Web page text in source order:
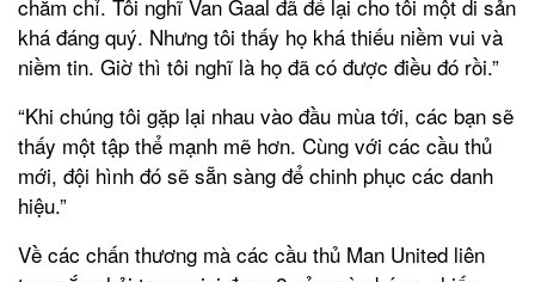
chăm chỉ. Tôi nghĩ Van Gaal đã để lại cho tôi một di sản
khá đáng quý. Nhưng tôi thấy họ khá thiếu niềm vui và
niềm tin. Giờ thì tôi nghĩ là họ đã có được điều đó rồi.”
“Khi chúng tôi gặp lại nhau vào đầu mùa tới, các bạn sẽ
thấy một tập thể mạnh mẽ hơn. Cùng với các cầu thủ
mới, đội hình đó sẽ sẵn sàng để chinh phục các danh
hiệu.”
Về các chấn thương mà các cầu thủ Man United liên